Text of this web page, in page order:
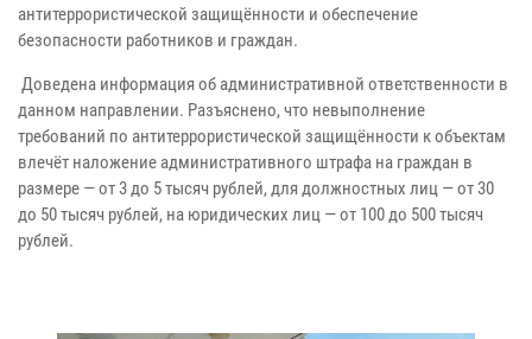
антитеррористической защищённости и обеспечение
безопасности работников и граждан.
Доведена информация об административной ответственности в
данном направлении. Разъяснено, что невыполнение
требований по антитеррористической защищённости к объектам
влечёт наложение административного штрафа на граждан в
размере — от 3 до 5 тысяч рублей, для должностных лиц — от 30
до 50 тысяч рублей, на юридических лиц — от 100 до 500 тысяч
рублей.